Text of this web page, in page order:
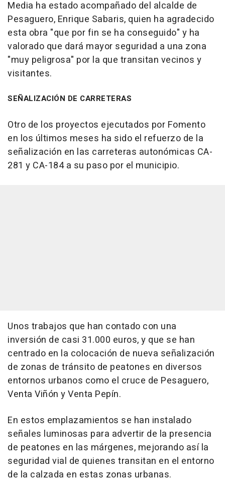
Media ha estado acompañado del alcalde de
Pesaguero, Enrique Sabaris, quien ha agradecido
esta obra "que por fin se ha conseguido" y ha
valorado que dará mayor seguridad a una zona
"muy peligrosa" por la que transitan vecinos y
visitantes.
SEÑALIZACIÓN DE CARRETERAS
Otro de los proyectos ejecutados por Fomento
en los últimos meses ha sido el refuerzo de la
señalización en las carreteras autonómicas CA-
281 y CA-184 a su paso por el municipio.
Unos trabajos que han contado con una
inversión de casi 31.000 euros, y que se han
centrado en la colocación de nueva señalización
de zonas de tránsito de peatones en diversos
entornos urbanos como el cruce de Pesaguero,
Venta Viñón y Venta Pepín.
En estos emplazamientos se han instalado
señales luminosas para advertir de la presencia
de peatones en las márgenes, mejorando así la
seguridad vial de quienes transitan en el entorno
de la calzada en estas zonas urbanas.